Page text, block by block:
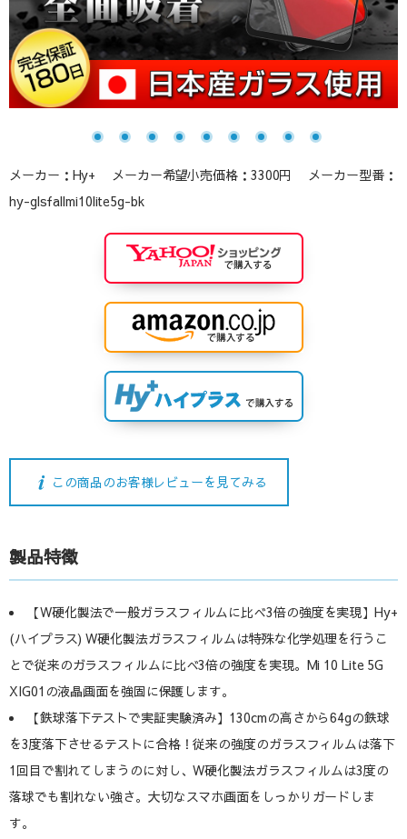
メーカー：Hy+ メーカー希望小売価格：3300円 メーカー型番：
hy-glsfallmi10lite5g-bk
この商品のお客様レビューを見てみる
製品特徴
【W硬化製法で一般ガラスフィルムに比べ3倍の強度を実現】Hy+
(ハイプラス) W硬化製法ガラスフィルムは特殊な化学処理を行うこ
とで従来のガラスフィルムに比べ3倍の強度を実現。Mi 10 Lite 5G
XIG01の液晶画面を強固に保護します。
【鉄球落下テストで実証実験済み】130cmの高さから64gの鉄球
を3度落下させるテストに合格！従来の強度のガラスフィルムは落下
1回目で割れてしまうのに対し、W硬化製法ガラスフィルムは3度の
落球でも割れない強さ。大切なスマホ画面をしっかりガードしま
す。